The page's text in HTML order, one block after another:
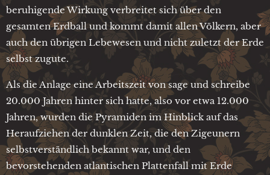
beruhigende Wirkung verbreitet sich über den
gesamten Erdball und kommt damit allen Völkern, aber
auch den übrigen Lebewesen und nicht zuletzt der Erde
selbst zugute.
Als die Anlage eine Arbeitszeit von sage und schreibe
20.000 Jahren hinter sich hatte, also vor etwa 12.000
Jahren, wurden die Pyramiden im Hinblick auf das
Heraufziehen der dunklen Zeit, die den Zigeunern
selbstverständlich bekannt war, und den
bevorstehenden atlantischen Plattenfall mit Erde